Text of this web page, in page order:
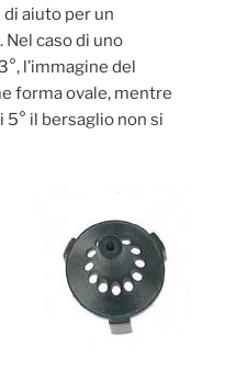
di aiuto per un
caso di uno
l’immagine del
forma ovale, mentre
il bersaglio non si